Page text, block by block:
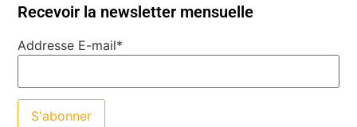
Recevoir la newsletter mensuelle
Addresse E-mail*